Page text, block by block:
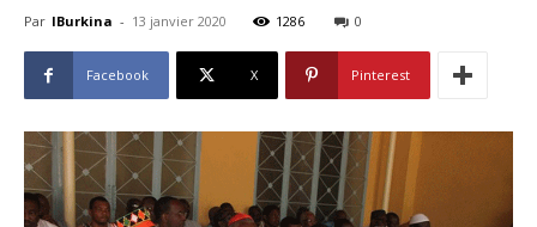
Par IBurkina - 13 janvier 2020 1286 0
Facebook X Pinterest